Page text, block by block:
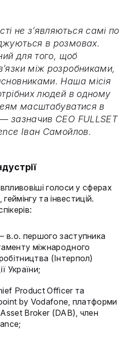
не з’являються самі по
в розмовах.
для того, щоб
між розробниками,
Наша місія
людей в одному
масштабуватися в
зазначив CEO FULLSET
Іван Самойлов.
голоси у сферах
та інвестицій.
в.о. першого заступника
міжнародного
(Інтерпол)
України;
Product Officer та
by Vodafone, платформи
Broker (DAB), член